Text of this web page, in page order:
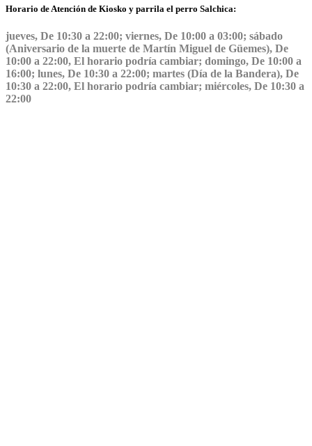
Horario de Atención de Kiosko y parrila el perro Salchica:
jueves, De 10:30 a 22:00; viernes, De 10:00 a 03:00; sábado
(Aniversario de la muerte de Martín Miguel de Güemes), De
10:00 a 22:00, El horario podría cambiar; domingo, De 10:00 a
16:00; lunes, De 10:30 a 22:00; martes (Día de la Bandera), De
10:30 a 22:00, El horario podría cambiar; miércoles, De 10:30 a
22:00